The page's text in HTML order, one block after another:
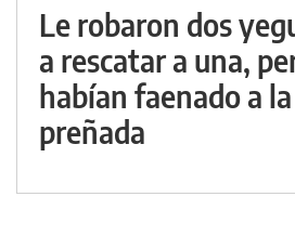
Le robaron dos
a rescatar a una,
habían faenado a
preñada